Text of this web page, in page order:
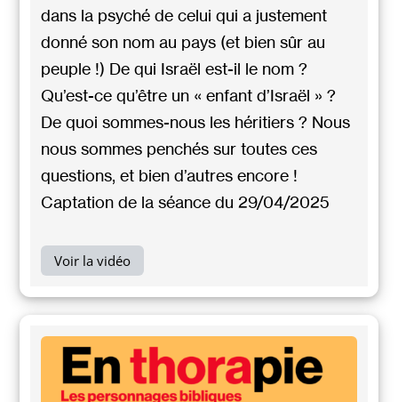
dans la psyché de celui qui a justement
donné son nom au pays (et bien sûr au
peuple !) De qui Israël est-il le nom ?
Qu’est-ce qu’être un « enfant d’Israël » ?
De quoi sommes-nous les héritiers ? Nous
nous sommes penchés sur toutes ces
questions, et bien d’autres encore !
Captation de la séance du 29/04/2025
Voir la vidéo